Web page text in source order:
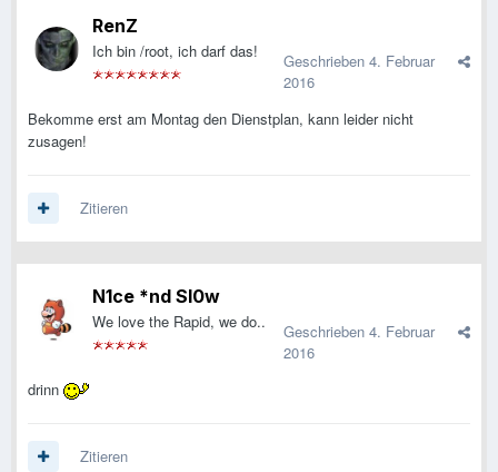
RenZ
Ich bin /root, ich darf das! Geschrieben 4. Februar
2016
Bekomme erst am Montag den Dienstplan, kann leider nicht
zusagen!
Zitieren
N1ce *nd Sl0w
We love the Rapid, we do.. Geschrieben 4. Februar
2016
drinn
Zitieren